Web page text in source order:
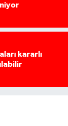
kararlı